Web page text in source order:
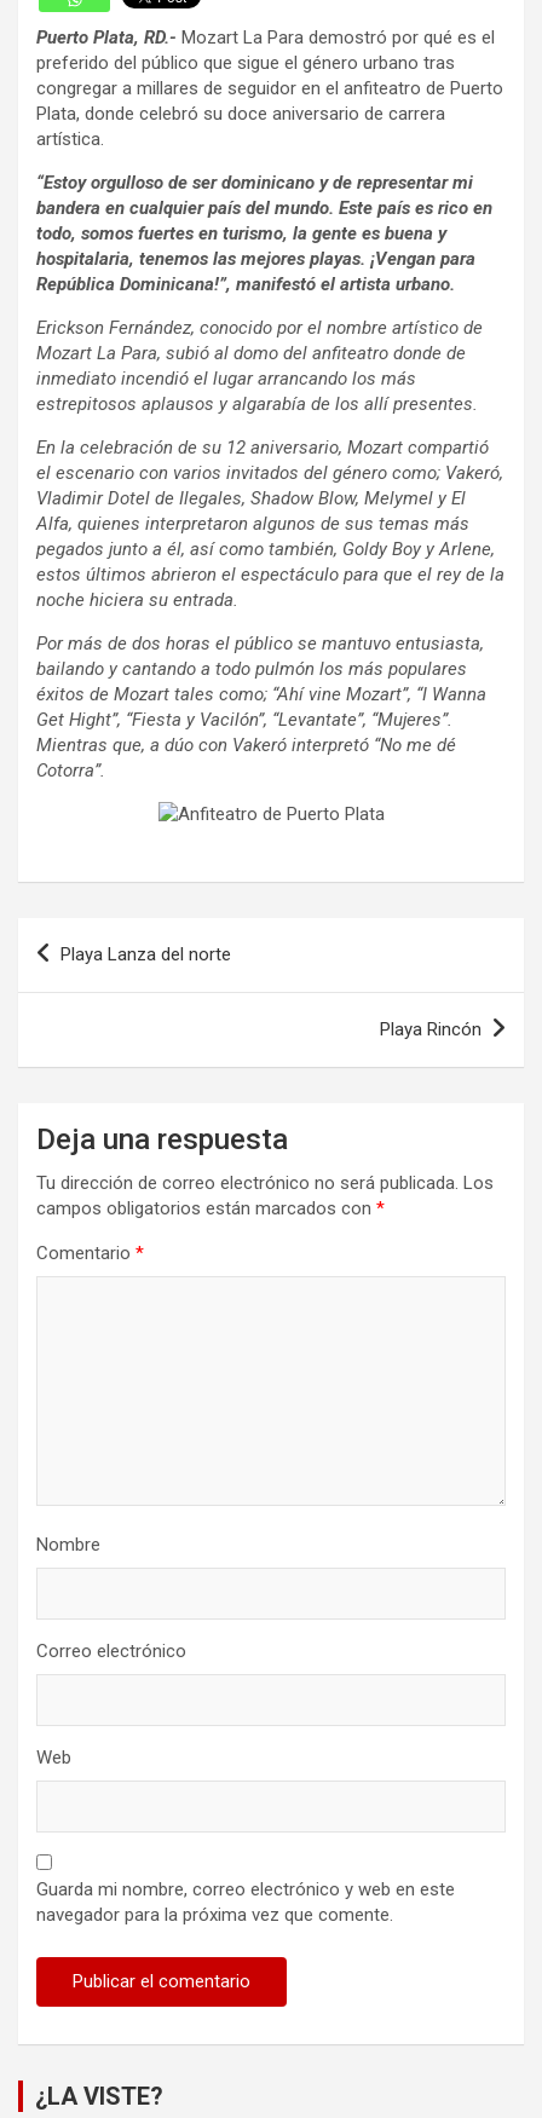
Puerto Plata, RD.- Mozart La Para demostró por qué es el
preferido del público que sigue el género urbano tras
congregar a millares de seguidor en el anfiteatro de Puerto
Plata, donde celebró su doce aniversario de carrera
artística.
“Estoy orgulloso de ser dominicano y de representar mi
bandera en cualquier país del mundo. Este país es rico en
todo, somos fuertes en turismo, la gente es buena y
hospitalaria, tenemos las mejores playas. ¡Vengan para
República Dominicana!”, manifestó el artista urbano.
Erickson Fernández, conocido por el nombre artístico de
Mozart La Para, subió al domo del anfiteatro donde de
inmediato incendió el lugar arrancando los más
estrepitosos aplausos y algarabía de los allí presentes.
En la celebración de su 12 aniversario, Mozart compartió
el escenario con varios invitados del género como; Vakeró,
Vladimir Dotel de Ilegales, Shadow Blow, Melymel y El
Alfa, quienes interpretaron algunos de sus temas más
pegados junto a él, así como también, Goldy Boy y Arlene,
estos últimos abrieron el espectáculo para que el rey de la
noche hiciera su entrada.
Por más de dos horas el público se mantuvo entusiasta,
bailando y cantando a todo pulmón los más populares
éxitos de Mozart tales como; “Ahí vine Mozart”, “I Wanna
Get Hight”, “Fiesta y Vacilón”, “Levantate”, “Mujeres”.
Mientras que, a dúo con Vakeró interpretó “No me dé
Cotorra”.
Navegación
Playa Lanza del norte
Playa Rincón
Deja una respuesta
Tu dirección de correo electrónico no será publicada. Los
campos obligatorios están marcados con *
Comentario *
Nombre
Correo electrónico
Web
Guarda mi nombre, correo electrónico y web en este
navegador para la próxima vez que comente.
¿LA VISTE?